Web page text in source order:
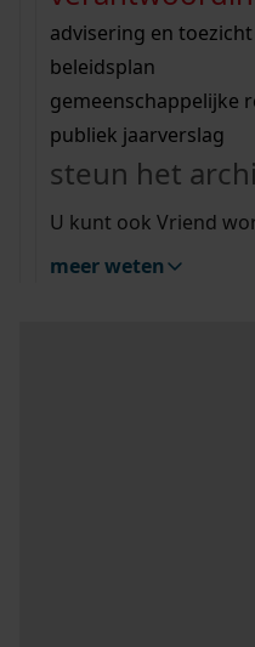
bouwvergunningen
vergunningen
beeld en geluid
uitleg nodig?
Wij helpen u op weg
bekijk alle zoektips
Wij helpen u op weg
bekijk alle zoektips
bekijk ons
advisering en toezicht
beleidsplan
gemeenschappelijke
publiek jaarverslag
steun het
U kunt ook Vriend
meer weten
Mijn Studiezaal (inloggen)